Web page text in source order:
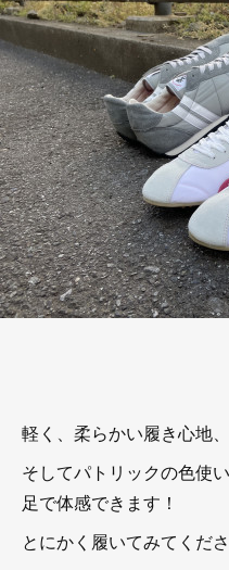
軽く、柔らかい履き心地、
そしてパトリックの色使
足で体感できます！
とにかく履いてみてくだ